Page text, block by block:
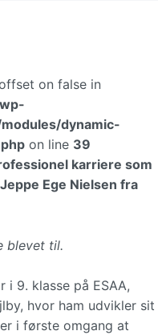
on false in
dynamic-
on line 39
karriere som
Ege Nielsen fra
blevet til.
i 9. klasse på ESAA,
hvor ham udvikler sit
i første omgang at